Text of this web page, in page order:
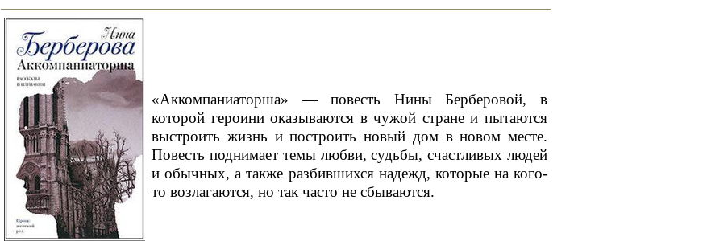
«Аккомпаниаторша» — повесть Нины Берберовой, в
которой героини оказываются в чужой стране и пытаются
выстроить жизнь и построить новый дом в новом месте.
Повесть поднимает темы любви, судьбы, счастливых людей
и обычных, а также разбившихся надежд, которые на кого-
то возлагаются, но так часто не сбываются.